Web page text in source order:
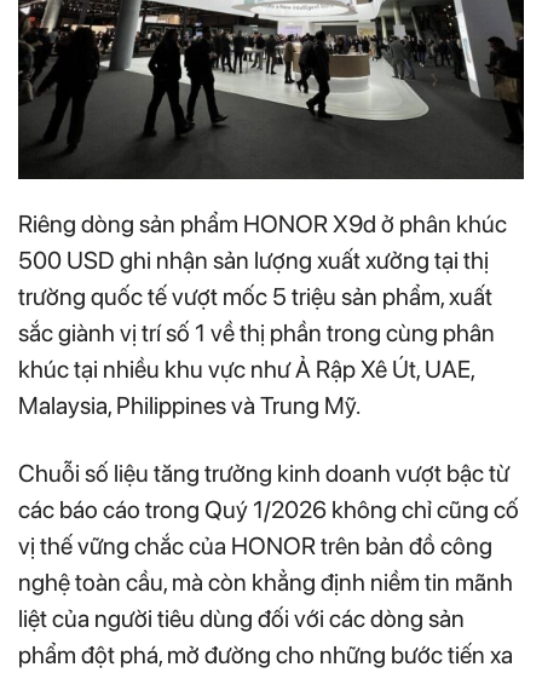
Riêng dòng sản phẩm HONOR X9d ở phân khúc
500 USD ghi nhận sản lượng xuất xưởng tại thị
trường quốc tế vượt mốc 5 triệu sản phẩm, xuất
sắc giành vị trí số 1 về thị phần trong cùng phân
khúc tại nhiều khu vực như Ả Rập Xê Út, UAE,
Malaysia, Philippines và Trung Mỹ.
Chuỗi số liệu tăng trưởng kinh doanh vượt bậc từ
các báo cáo trong Quý 1/2026 không chỉ cũng cố
vị thế vững chắc của HONOR trên bản đồ công
nghệ toàn cầu, mà còn khẳng định niềm tin mãnh
liệt của người tiêu dùng đối với các dòng sản
phẩm đột phá, mở đường cho những bước tiến xa